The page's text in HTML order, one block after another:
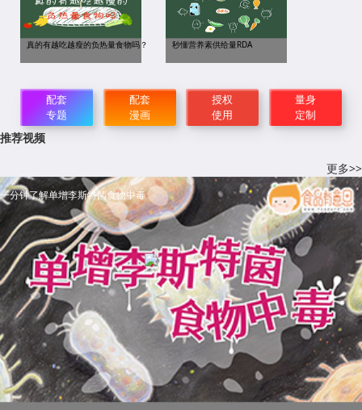
真的有越吃越瘦的负热量食物吗？ 秒懂营养素供给量RDA
配套
专题
配套
漫画
授权
使用
量身
定制
推荐视频
更多>>
一分钟了解单增李斯特菌食物中毒